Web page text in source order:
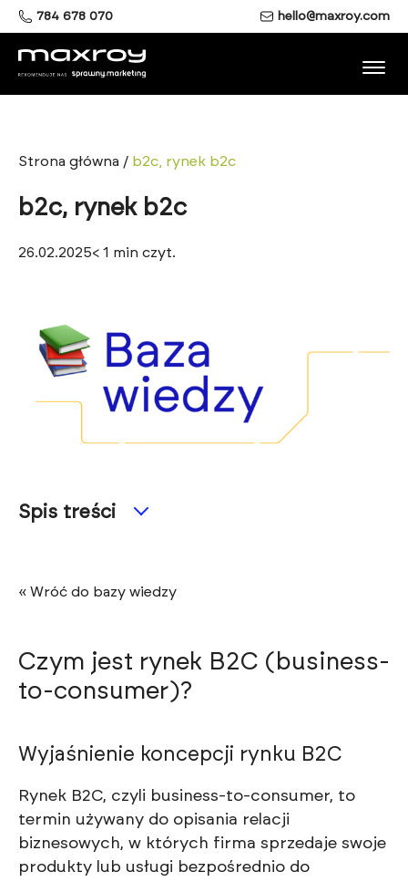
784 678 070 hello@maxroy.com
Strona główna / b2c, rynek b2c
b2c, rynek b2c
26.02.2025< 1 min czyt.
Spis treści
« Wróć do bazy wiedzy
Czym jest rynek B2C (business-
to-consumer)?
Wyjaśnienie koncepcji rynku B2C
Rynek B2C, czyli business-to-consumer, to
termin używany do opisania relacji
biznesowych, w których firma sprzedaje swoje
produkty lub usługi bezpośrednio do